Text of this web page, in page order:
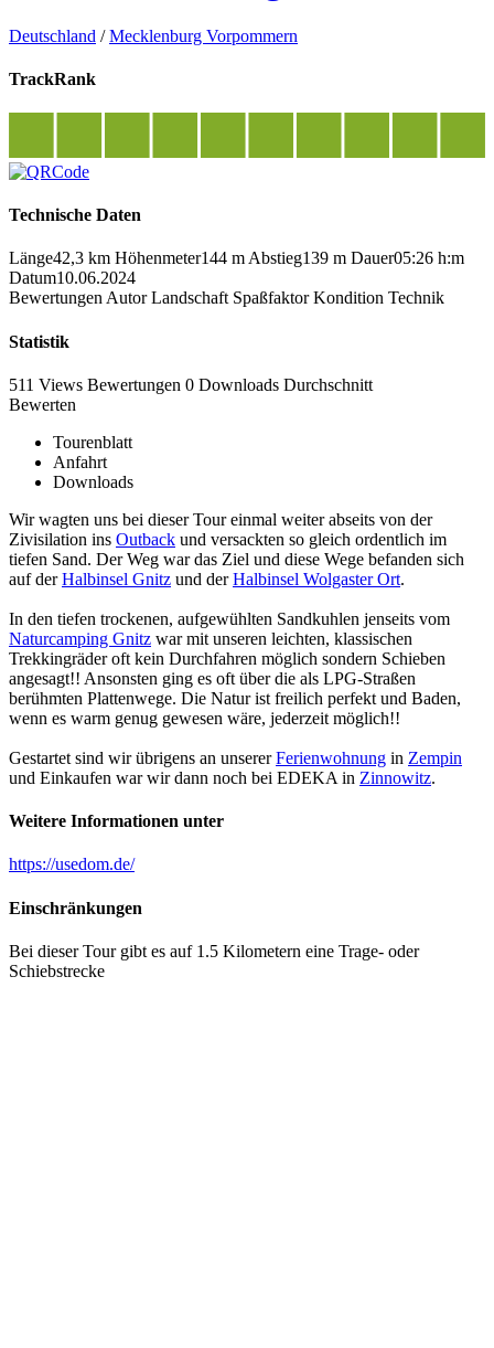
Deutschland /Mecklenburg Vorpommern
TrackRank
Technische Daten
Länge42,3 km Höhenmeter144 m Abstieg139 m Dauer05:26 h:m
Datum10.06.2024
Bewertungen Autor Landschaft Spaßfaktor Kondition Technik
Statistik
511 Views Bewertungen 0 Downloads Durchschnitt
Bewerten
Tourenblatt
Anfahrt
Downloads
Wir wagten uns bei dieser Tour einmal weiter abseits von der
Zivisilation ins Outback und versackten so gleich ordentlich im
tiefen Sand. Der Weg war das Ziel und diese Wege befanden sich
auf derHalbinsel Gnitz und derHalbinsel Wolgaster Ort.
In den tiefen trockenen, aufgewühlten Sandkuhlen jenseits vom
Naturcamping Gnitz war mit unseren leichten, klassischen
Trekkingräder oft kein Durchfahren möglich sondern Schieben
angesagt!! Ansonsten ging es oft über die als LPG-Straßen
berühmten Plattenwege. Die Natur ist freilich perfekt und Baden,
wenn es warm genug gewesen wäre, jederzeit möglich!!
Gestartet sind wir übrigens an unsererFerienwohnung in Zempin
und Einkaufen war wir dann noch bei EDEKA in Zinnowitz.
Weitere Informationen unter
https://usedom.de/
Einschränkungen
Bei dieser Tour gibt es auf 1.5 Kilometern eine Trage- oder
Schiebstrecke